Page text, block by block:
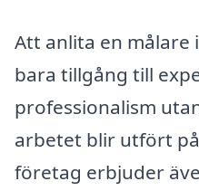
Att anlita en målare
bara tillgång till
professionalism
arbetet blir utfört
företag erbjuder